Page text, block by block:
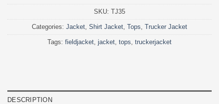
SKU: TJ35
Categories: Jacket Shirt Jacket Tops Trucker Jacket
Tags: fieldjacket jacket tops truckerjacket
DESCRIPTION